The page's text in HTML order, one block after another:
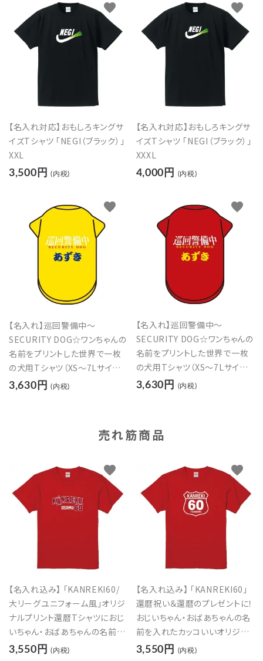
【名入れ対応】おもしろキングサ
イズTシャツ 「NEGI（ブラック）」
XXL
3,500円 (内税)
favorite
【名入れ対応】おもしろキングサ
イズTシャツ 「NEGI（ブラック）」
XXXL
4,000円 (内税)
favorite
【名入れ】巡回警備中～
SECURITY DOG☆ワンちゃんの
名前をプリントした世界で一枚
の犬用Tシャツ（XS～7Lサイズ）
【イエロー】
3,630円 (内税)
favorite
【名入れ】巡回警備中～
SECURITY DOG☆ワンちゃんの
名前をプリントした世界で一枚
の犬用Tシャツ（XS～7Lサイズ）
【レッド】
3,630円 (内税)
favorite
売れ筋商品
【名入れ込み】 「KANREKI60/
大リーグユニフォーム風」オリジ
ナルプリント還暦Tシャツにおじ
いちゃん・おばあちゃんの名前を
入れたカッコイイTシャツの贈り
3,550円 (内税)
favorite
【名入れ込み】 「KANREKI60」
還暦祝い＆還暦のプレゼントに！
おじいちゃん・おばあちゃんの名
前を入れたカッコいいオリジナ
ルプリントTシャツの贈り物
3,550円 (内税)
favorite